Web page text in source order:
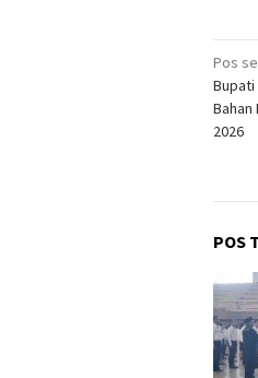
pos
Pos
Bupati
Bahan
2026
POS